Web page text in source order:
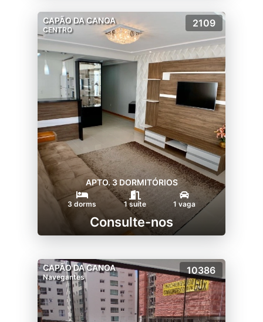
CAPÃO DA CANOA
CENTRO
2109
APTO. 3 DORMITÓRIOS
3 dorms 1 suíte 1 vaga
Consulte-nos
CAPÃO DA CANOA
Navegantes
10386